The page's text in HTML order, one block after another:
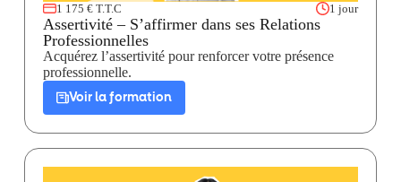
1 175 € T.T.C 1 jour
Assertivité – S’affirmer dans ses Relations
Professionnelles
Acquérez l’assertivité pour renforcer votre présence
professionnelle.
Voir la formation